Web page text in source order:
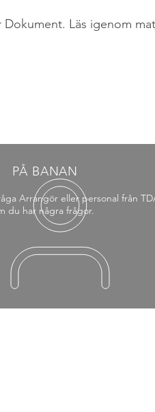
Läs igenom
PÅ BANAN
Arrangör eller personal från
du har några frågor.